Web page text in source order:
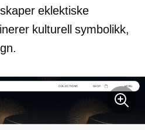
eklektiske
kulturell symbolikk,